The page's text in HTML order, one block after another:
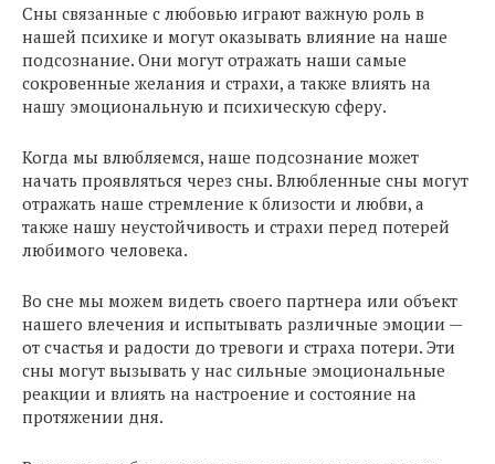
Сны связанные с любовью играют важную роль в
нашей психике и могут оказывать влияние на наше
подсознание. Они могут отражать наши самые
сокровенные желания и страхи, а также влиять на
нашу эмоциональную и психическую сферу.
Когда мы влюбляемся, наше подсознание может
начать проявляться через сны. Влюбленные сны могут
отражать наше стремление к близости и любви, а
также нашу неустойчивость и страхи перед потерей
любимого человека.
Во сне мы можем видеть своего партнера или объект
нашего влечения и испытывать различные эмоции —
от счастья и радости до тревоги и страха потери. Эти
сны могут вызывать у нас сильные эмоциональные
реакции и влиять на настроение и состояние на
протяжении дня.